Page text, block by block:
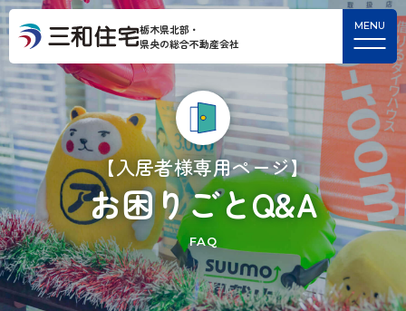
栃木県北部・
県央の総合不動産会社
【入居者様専用ページ】
お困りごとQ&A
FAQ